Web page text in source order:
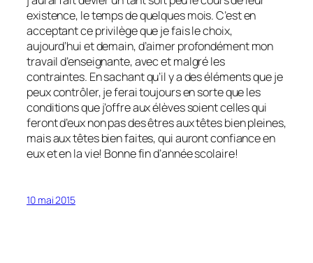
existence, le temps de quelques mois. C’est en
acceptant ce privilège que je fais le choix,
aujourd’hui et demain, d’aimer profondément mon
travail d’enseignante, avec et malgré les
contraintes. En sachant qu’il y a des éléments que je
peux contrôler, je ferai toujours en sorte que les
conditions que j’offre aux élèves soient celles qui
feront d’eux non pas des êtres aux têtes bien pleines,
mais aux têtes bien faites, qui auront confiance en
eux et en la vie! Bonne fin d’année scolaire!
10 mai 2015